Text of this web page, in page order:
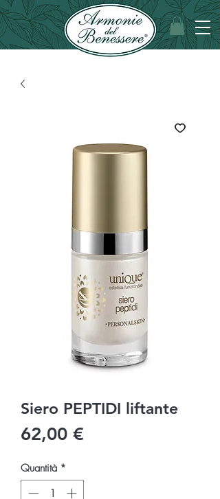
Siero PEPTIDI liftante
62,00 €
Quantità *